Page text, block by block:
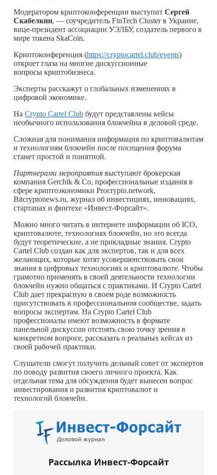
Модератором криптоконференции выступит Сергей
Скабелкин, — соучредитель FinTech Cluster в Украине,
вице-президент ассоциации УЭЛБУ, создатель первого в
мире токена SkaCoin.
Криптоконференция (https://cryptocartel.club/events)
откроет глаза на многие дискуссионные
вопросы криптобизнеса.
Эксперты расскажут о глобальных изменениях в
цифровой экономике.
На Crypto Cartel Club будут представлены кейсы
необычного использования блокчейна в деловой среде.
Сложная для понимания информация по криптовалютам
и технологиям блокчейн после посещения форума
станет простой и понятной.
Партнерами мероприятия выступают брокерская
компания Gerchik & Co, профессиональные издания в
сфере криптоэкономики Procrypto.network,
Bitcryptonews.ru, журнал об инвестициях, инновациях,
стартапах и финтехе «Инвест-Форсайт».
Можно много читать в интернете информации об ICO,
криптовалюте, технологиях блокчейн, но это всегда
будут теоретические, а не прикладные знания. Crypto
Cartel Club создан как для экспертов, так и для всех
желающих, которые хотят усовершенствовать свои
знания в цифровых технологиях и криптовалюте. Чтобы
грамотно применять в своей деятельности технологии
блокчейн нужно общаться с практиками. И Crypto Cartel
Club дает прекрасную в своем роде возможность
присутствовать в профессиональном сообществе, задать
вопросы экспертам. На Crypto Cartel Club
профессионалы имеют возможность в формате
панельной дискуссии отстоять свою точку зрения в
конкретном вопросе, рассказать о реальных кейсах из
своей рабочей практики.
Слушатели смогут получить дельный совет от экспертов
по поводу развития своего личного проекта. Как
отдельная тема для обсуждения будет вынесен вопрос
инвестирования и развития криптовалют и
технологий блокчейн.
Рассылка Инвест-Форсайт